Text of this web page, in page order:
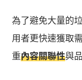
為了避免大量的
用者更快速獲取
重內容關聯性與